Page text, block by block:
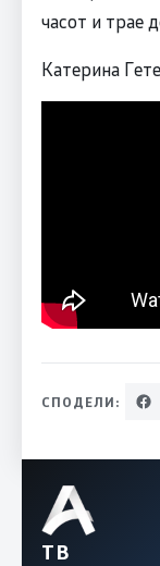
часот и трае
Катерина
СПОДЕЛИ:
ТВ